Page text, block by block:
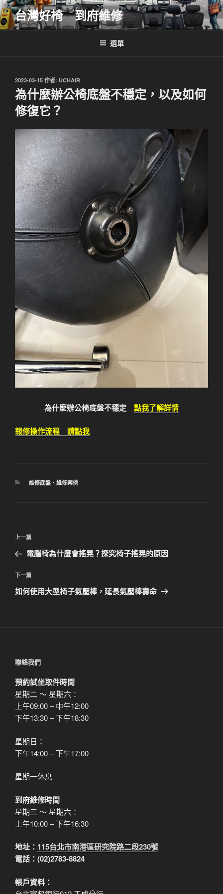
跳
至
主
台灣好椅 到府維修
選單
發
佈
於
2023-03-15 作者: UCHAIR
為什麼辦公椅底盤不穩定，以及如何
修復它？
為什麼辦公椅底盤不穩定 點我了解詳情
報修操作流程 請點我
分
維修底盤、 維修案例
文
導
覽
上
一
文
章
上一篇
電腦椅為什麼會搖晃？探究椅子搖晃的原因
下
一
下一篇
如何使用大型椅子氣壓棒，延長氣壓棒壽命
聯絡我們
預約試坐取件時間
星期二 ～ 星期六：
上午09:00 – 中午12:00
下午13:30 – 下午18:30
星期日：
下午14:00 – 下午17:00
星期一休息
到府維修時間
星期三 ～ 星期六：
上午10:00 – 下午16:30
地址： 115台北市南港區研究院路二段230號
電話：(02)2783-8824
帳戶資料：